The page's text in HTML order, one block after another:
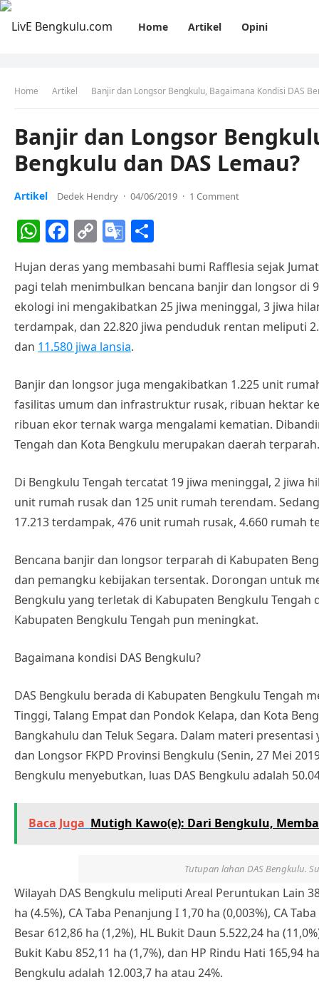
Home Artikel Opini
Home Artikel Banjir dan Longsor Bengkulu, Bagaimana Kondisi DAS
Banjir dan Longsor
Bengkulu dan DAS Lemau?
Artikel Dedek Hendry · 04/06/2019 · 1 Comment
W
at
s
A
p
F
c
e
b
o
k
C
p
y
Li
n
G
o
gl
e
Tr
n
sl
at
e
ar
e
Hujan deras yang membasahi bumi Rafflesia sejak
pagi telah menimbulkan bencana banjir dan longsor di
ekologi ini mengakibatkan 25 jiwa meninggal, 3 jiwa
terdampak, dan 22.820 jiwa penduduk rentan meliputi
dan 11.580 jiwa lansia.
Banjir dan longsor juga mengakibatkan 1.225 unit
fasilitas umum dan infrastruktur rusak, ribuan hektar
ribuan ekor ternak warga mengalami kematian.
Tengah dan Kota Bengkulu merupakan daerah terparah.
Di Bengkulu Tengah tercatat 19 jiwa meninggal, 2 jiwa
unit rumah rusak dan 125 unit rumah terendam.
17.213 terdampak, 476 unit rumah rusak, 4.660 rumah
Bencana banjir dan longsor terparah di Kabupaten
dan pemangku kebijakan tersentak. Dorongan untuk
Bengkulu yang terletak di Kabupaten Bengkulu Tengah
Kabupaten Bengkulu Tengah pun meningkat.
Bagaimana kondisi DAS Bengkulu?
DAS Bengkulu berada di Kabupaten Bengkulu Tengah
Tinggi, Talang Empat dan Pondok Kelapa, dan Kota
Bangkahulu dan Teluk Segara. Dalam materi
dan Longsor FKPD Provinsi Bengkulu (Senin, 27 Mei
Bengkulu menyebutkan, luas DAS Bengkulu adalah
Baca Juga Mutigh Kawo(e): Dari Bengkulu,
Tutupan lahan DAS Bengkulu.
Wilayah DAS Bengkulu meliputi Areal Peruntukan Lain
ha (4.5%), CA Taba Penanjung I 1,70 ha (0,003%), CA
Besar 612,86 ha (1,2%), HL Bukit Daun 5.522,24 ha
Bukit Kabu 852,11 ha (1,7%), dan HP Rindu Hati 165,94
Bengkulu adalah 12.003,7 ha atau 24%.